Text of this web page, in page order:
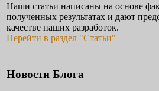
Наши статьи написаны на основе
полученных результатах и дают
качестве наших разработок.
Перейти в раздел "Статьи"
Новости Блога